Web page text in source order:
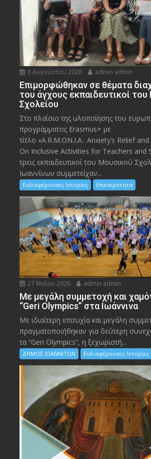
6 Αυγούστου 2026 admin admin
Eπιμορφώθηκαν σε θέματα
του άγχους εκπαιδευτικοί
Σχολείου
Στο πλαίσιο της υλοποίησης του
προγράμματος Erasmus+ με
τίτλο «A.R.M.ON.I.A.: Anxiety’s Relief
On Inclusive Activities for Teachers and
τρεις εκπαιδευτικοί του Μουσικού
Ιωαννίνων συμμετείχαν...
Ενδιαφέρουσες Ιστορίες Επικαιρότητα
27 Μαΐου 2026 admin admin
Με μεγάλη συμμετοχή και
“Geri Olympics” στα Ιωάννινα
Με ιδιαίτερη επιτυχία και μεγάλη
πραγματοποιήθηκαν για δεύτερη
τα “Geri Olympics”, η ξεχωριστή...
ΔΗΜΟΣ ΙΩΑΝΝΙΤΩΝ Ενδιαφέρουσες Ιστορίες